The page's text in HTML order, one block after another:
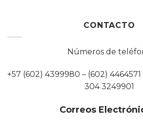
CONTACTO
Números de
+57 (602) 4399980 – (602)
304 3249901
Correos